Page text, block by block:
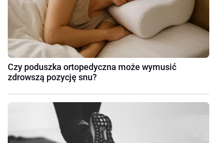
Czy poduszka ortopedyczna może wymusić
zdrowszą pozycję snu?